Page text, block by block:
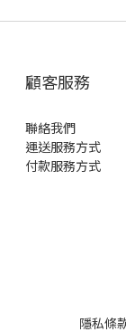
顧客服務
聯絡我們
運送服務方式
付款服務方式
隱私條